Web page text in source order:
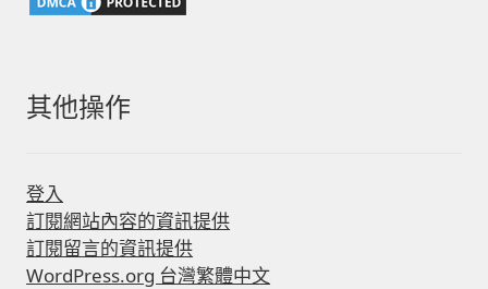
其他操作
登入
訂閱網站內容的資訊提供
訂閱留言的資訊提供
WordPress.org 台灣繁體中文